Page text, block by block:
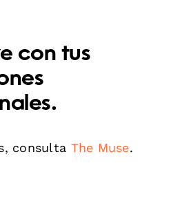
con tus
consulta The Muse.